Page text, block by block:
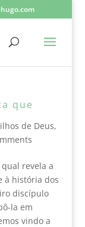
que
de Deus,
revela a
à história dos
discípulo
la em
vindo a